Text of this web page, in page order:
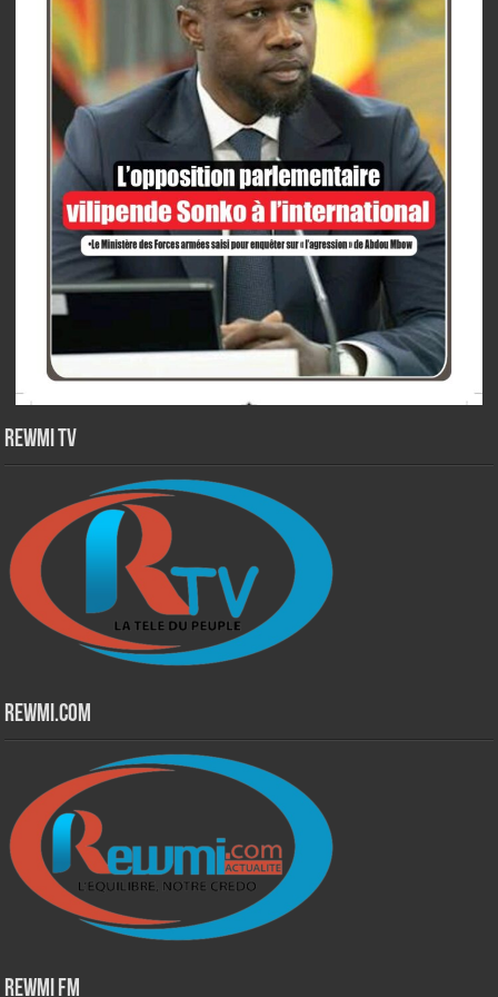
Rewmi TV
Rewmi.Com
Rewmi Fm